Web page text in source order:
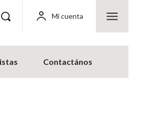
Mi cuenta
Contactános